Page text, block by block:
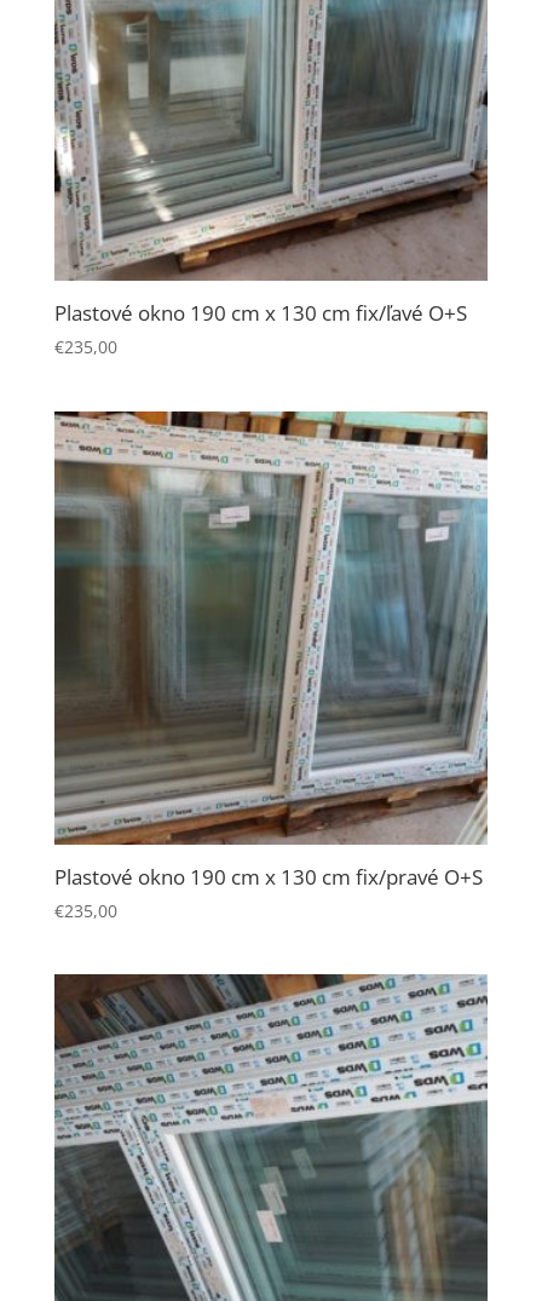
Plastové okno 190 cm x 130 cm fix/ľavé O+S
€235,00
Plastové okno 190 cm x 130 cm fix/pravé O+S
€235,00